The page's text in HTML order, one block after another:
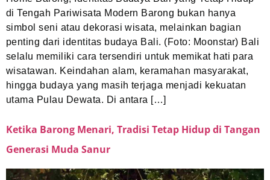
di Tengah Pariwisata Modern Barong bukan hanya
simbol seni atau dekorasi wisata, melainkan bagian
penting dari identitas budaya Bali. (Foto: Moonstar) Bali
selalu memiliki cara tersendiri untuk memikat hati para
wisatawan. Keindahan alam, keramahan masyarakat,
hingga budaya yang masih terjaga menjadi kekuatan
utama Pulau Dewata. Di antara […]
Ketika Barong Menari, Tradisi Tetap Hidup di Tangan
Generasi Muda Sanur